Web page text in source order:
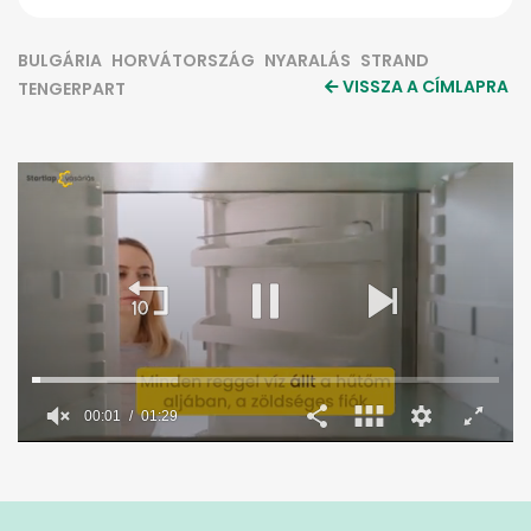
BULGÁRIA HORVÁTORSZÁG NYARALÁS STRAND
TENGERPART
VISSZA A CÍMLAPRA
1